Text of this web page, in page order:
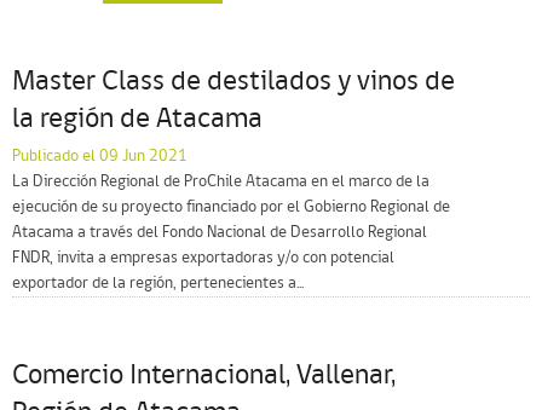
Master Class de destilados y vinos de
la región de Atacama
Publicado el 09 Jun 2021
La Dirección Regional de ProChile Atacama en el marco de la
ejecución de su proyecto financiado por el Gobierno Regional de
Atacama a través del Fondo Nacional de Desarrollo Regional
FNDR, invita a empresas exportadoras y/o con potencial
exportador de la región, pertenecientes a...
Comercio Internacional, Vallenar,